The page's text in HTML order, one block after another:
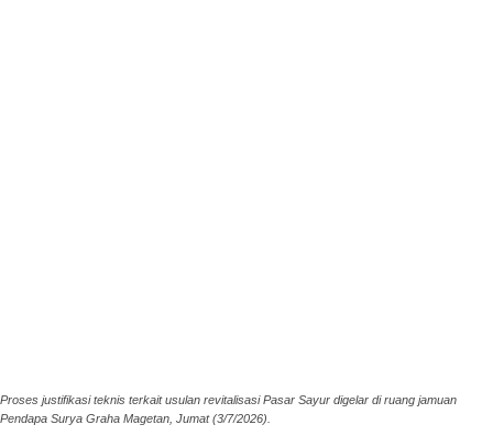
Proses justifikasi teknis terkait usulan revitalisasi Pasar Sayur digelar di ruang jamuan
Pendapa Surya Graha Magetan, Jumat (3/7/2026).